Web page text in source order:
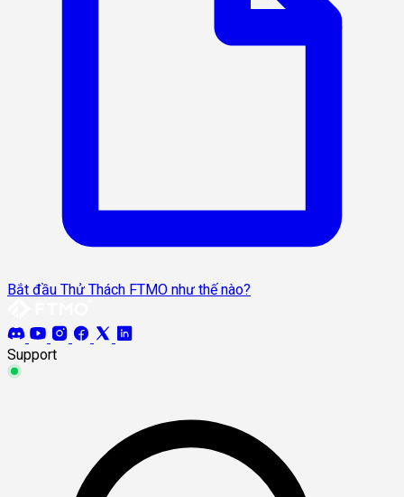
Bắt đầu Thử Thách FTMO như thế nào?
Support